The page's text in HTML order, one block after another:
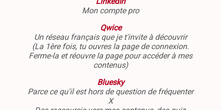
Mon compte pro
Qwice
Un réseau français que je t'invite à découvrir
(La 1ère fois, tu ouvres la page de connexion.
Ferme-la et réouvre la page pour accéder à mes
contenus)
Bluesky
Parce ce qu'il est hors de question de fréquenter
X